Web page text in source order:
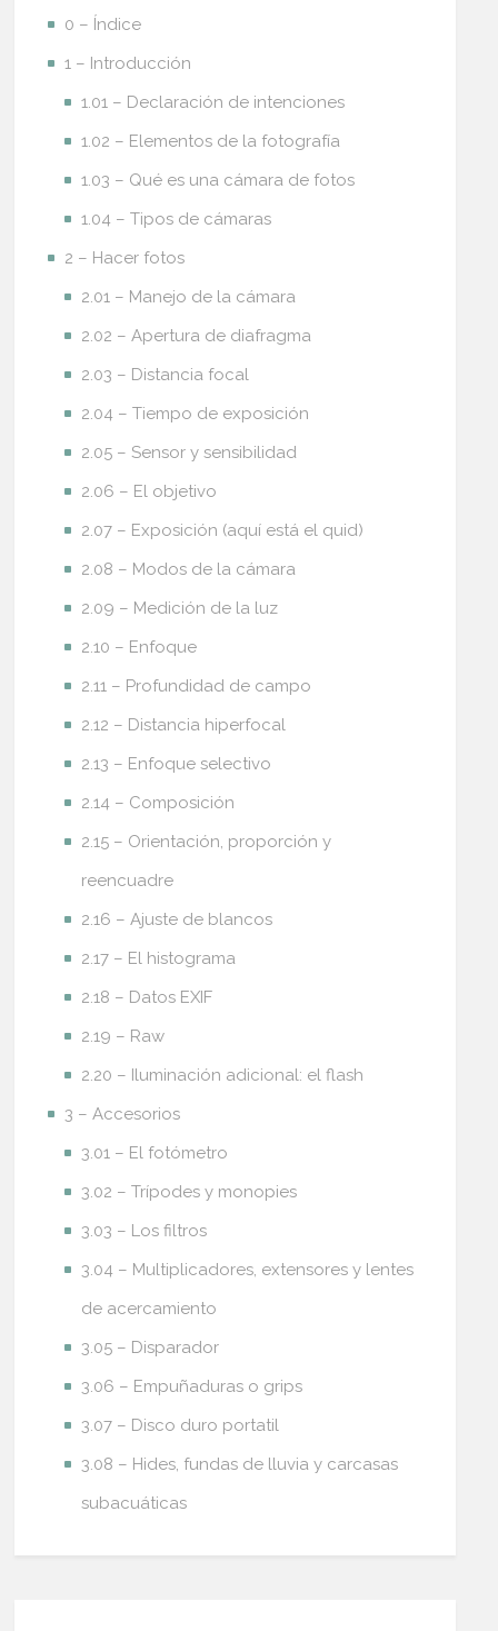
0 – Índice
1 – Introducción
1.01 – Declaración de intenciones
1.02 – Elementos de la fotografía
1.03 – Qué es una cámara de fotos
1.04 – Tipos de cámaras
2 – Hacer fotos
2.01 – Manejo de la cámara
2.02 – Apertura de diafragma
2.03 – Distancia focal
2.04 – Tiempo de exposición
2.05 – Sensor y sensibilidad
2.06 – El objetivo
2.07 – Exposición (aquí está el quid)
2.08 – Modos de la cámara
2.09 – Medición de la luz
2.10 – Enfoque
2.11 – Profundidad de campo
2.12 – Distancia hiperfocal
2.13 – Enfoque selectivo
2.14 – Composición
2.15 – Orientación, proporción y
reencuadre
2.16 – Ajuste de blancos
2.17 – El histograma
2.18 – Datos EXIF
2.19 – Raw
2.20 – Iluminación adicional: el flash
3 – Accesorios
3.01 – El fotómetro
3.02 – Trípodes y monopies
3.03 – Los filtros
3.04 – Multiplicadores, extensores y lentes
de acercamiento
3.05 – Disparador
3.06 – Empuñaduras o grips
3.07 – Disco duro portatil
3.08 – Hides, fundas de lluvia y carcasas
subacuáticas